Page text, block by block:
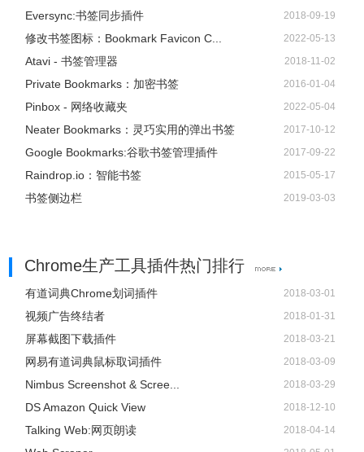
Eversync:书签同步插件 2018-09-19
修改书签图标：Bookmark Favicon C... 2022-05-13
Atavi - 书签管理器 2018-11-02
Private Bookmarks：加密书签 2016-01-04
Pinbox - 网络收藏夹 2022-05-04
Neater Bookmarks：灵巧实用的弹出书签 2017-10-12
Google Bookmarks:谷歌书签管理插件 2017-09-22
Raindrop.io：智能书签 2015-05-17
书签侧边栏 2019-03-03
Chrome生产工具插件热门排行
有道词典Chrome划词插件 2018-03-01
视频广告终结者 2018-01-31
屏幕截图下载插件 2018-03-21
网易有道词典鼠标取词插件 2018-03-09
Nimbus Screenshot & Scree... 2018-03-29
DS Amazon Quick View 2018-12-10
Talking Web:网页朗读 2018-04-14